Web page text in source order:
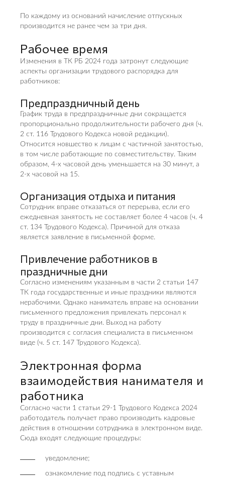
По каждому из оснований начисление отпускных
производится не ранее чем за три дня.
Рабочее время
Изменения в ТК РБ 2024 года затронут следующие
аспекты организации трудового распорядка для
работников:
Предпраздничный день
График труда в предпраздничные дни сокращается
пропорционально продолжительности рабочего дня (ч.
2 ст. 116 Трудового Кодекса новой редакции).
Относится новшество к лицам с частичной занятостью,
в том числе работающие по совместительству. Таким
образом, 4-х часовой день уменьшается на 30 минут, а
2-х часовой на 15.
Организация отдыха и питания
Сотрудник вправе отказаться от перерыва, если его
ежедневная занятость не составляет более 4 часов (ч. 4
ст. 134 Трудового Кодекса). Причиной для отказа
является заявление в письменной форме.
Привлечение работников в
праздничные дни
Согласно изменениям указанным в части 2 статьи 147
ТК года государственные и иные праздники являются
нерабочими. Однако наниматель вправе на основании
письменного предложения привлекать персонал к
труду в праздничные дни. Выход на работу
производится с согласия специалиста в письменном
виде (ч. 5 ст. 147 Трудового Кодекса).
Электронная форма
взаимодействия нанимателя и
работника
Согласно части 1 статьи 29-1 Трудового Кодекса 2024
работодатель получает право производить кадровые
действия в отношении сотрудника в электронном виде.
Сюда входят следующие процедуры:
уведомление;
ознакомление под подпись с уставным